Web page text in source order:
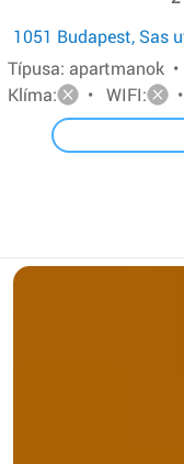
1051 Budapest, Sas
Típusa: apartmanok
Klíma:
• WIFI: